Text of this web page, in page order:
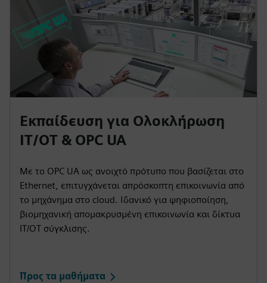
Εκπαίδευση για Ολοκλήρωση
IT/OT & OPC UA
Με το OPC UA ως ανοιχτό πρότυπο που βασίζεται στο
Ethernet, επιτυγχάνεται απρόσκοπτη επικοινωνία από
το μηχάνημα στο cloud. Ιδανικό για ψηφιοποίηση,
βιομηχανική απομακρυσμένη επικοινωνία και δίκτυα
IT/OT σύγκλισης.
Προς τα μαθήματα